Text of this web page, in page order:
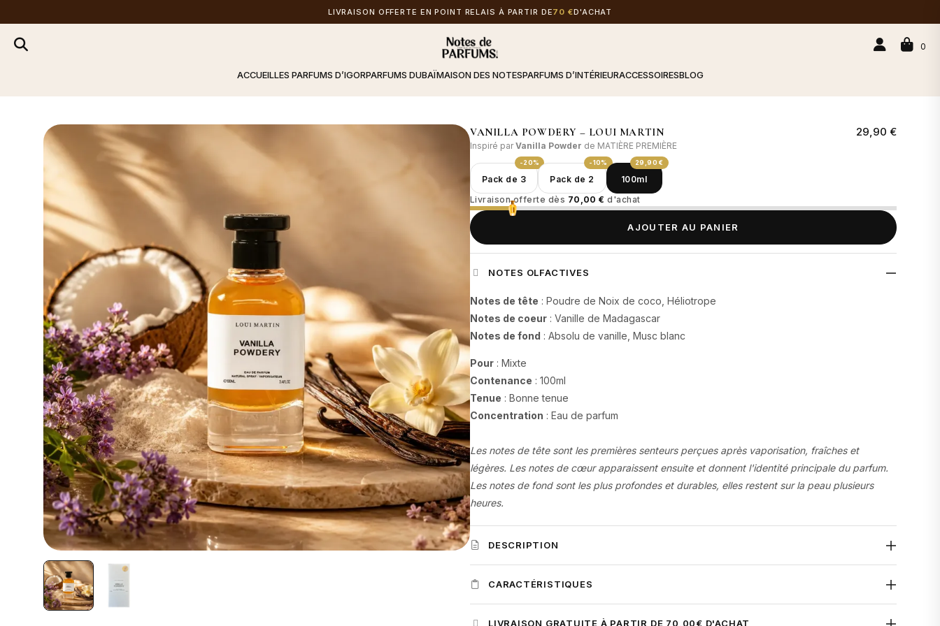
LIVRAISON OFFERTE EN POINT RELAIS À PARTIR DE70 €D'ACHAT
0
ACCUEILLES PARFUMS D’IGORPARFUMS DUBAÏMAISON DES NOTESPARFUMS D’INTÉRIEURACCESSOIRESBLOG
VANILLA POWDERY – LOUI MARTIN 29,90 €
Inspiré parVanilla Powder de MATIÈRE PREMIÈRE
Pack de 3
-20%
Pack de 2
-10%
100ml
29,90 €
Livraison offerte dès 70,00 € d'achat
AJOUTER AU PANIER
NOTES OLFACTIVES
Notes de tête : Poudre de Noix de coco, Héliotrope
Notes de coeur : Vanille de Madagascar
Notes de fond : Absolu de vanille, Musc blanc
Pour : Mixte
Contenance : 100ml
Tenue : Bonne tenue
Concentration : Eau de parfum
Les notes de tête sont les premières senteurs perçues après vaporisation, fraîches et
légères. Les notes de cœur apparaissent ensuite et donnent l'identité principale du parfum.
Les notes de fond sont les plus profondes et durables, elles restent sur la peau plusieurs
heures.
DESCRIPTION
de la maison Loui Martin. Inspiré du célèbre
parfum mixte capture l'essence d'une vanille crémeuse et raffinée, sublimée par la poudre
CARACTÉRISTIQUES
LIVRAISON GRATUITE À PARTIR DE 70,00€ D'ACHAT